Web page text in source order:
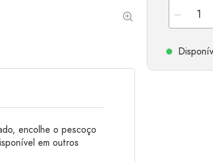
encolhe o pescoço
em outros